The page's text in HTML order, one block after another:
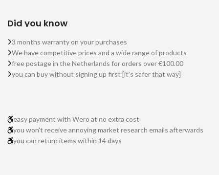
Did you know
3 months warranty on your purchases
We have competitive prices and a wide range of products
free postage in the Netherlands for orders over €100.00
you can buy without signing up first [it's safer that way]
easy payment with Wero at no extra cost
you won't receive annoying market research emails afterwards
you can return items within 14 days